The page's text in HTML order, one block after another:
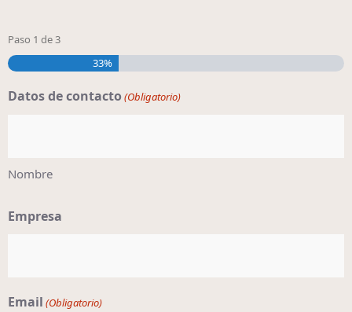
Paso 1 de3
33%
Datos de contacto (Obligatorio)
Nombre
Empresa
Email (Obligatorio)